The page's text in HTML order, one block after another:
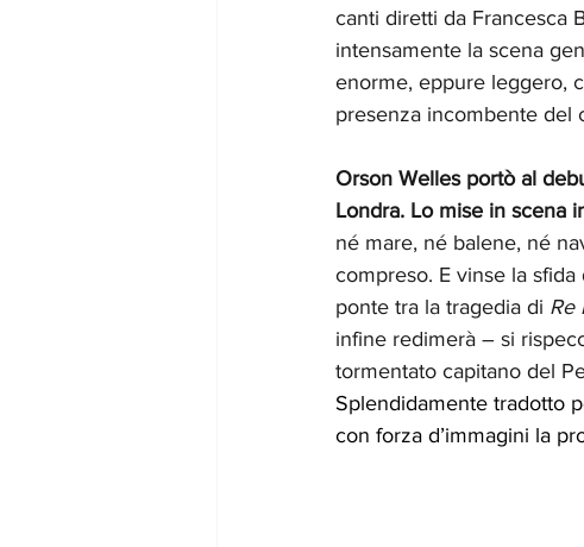
canti diretti da Francesca
intensamente la scena
enorme, eppure leggero,
presenza incombente del
Orson Welles portò al
Londra. Lo mise in scena
né mare, né balene, né
compreso. E vinse la
ponte tra la tragedia di Re
infine redimerà – si
tormentato capitano del
Splendidamente tradotto
con forza d’immagini la